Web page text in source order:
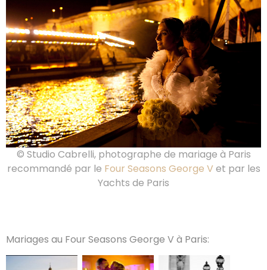
© Studio Cabrelli, photographe de mariage à Paris
recommandé par le Four Seasons George Vet par les
Yachts de Paris
Mariages au Four Seasons George V à Paris: